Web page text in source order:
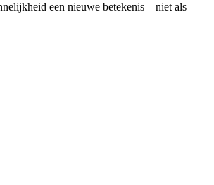
een nieuwe betekenis – niet als